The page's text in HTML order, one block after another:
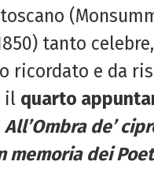
tanto
ricordato e da
il quarto
All’Ombra de’
memoria dei